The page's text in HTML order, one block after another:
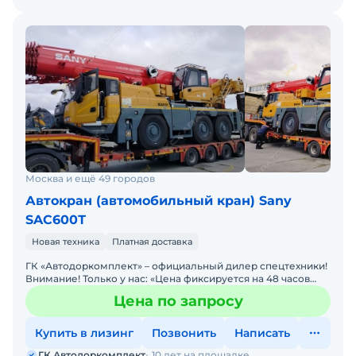
Москва и ещё 49 городов
Автокран (автомобильный кран) Sany
SAC600Т
Новая техника Платная доставка
ГК «Автодоркомплект» – официальный дилер спецтехники!
Внимание! Только у нас: «Цена фиксируется на 48 часов
после обращения»
Цена по запросу
Купить в лизинг Позвонить Написать